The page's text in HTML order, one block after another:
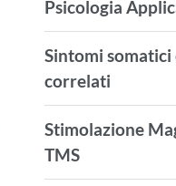
Psicologia
Sintomi
correlati
Stimolazione
TMS